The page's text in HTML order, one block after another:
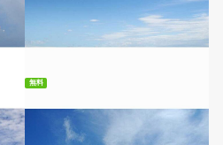
無料ダウンロード
無料